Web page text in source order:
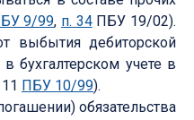
9/99, п. 34ПБУ 19/02).
выбытия дебиторской
бухгалтерском учете в
ПБУ 10/99).
обязательства